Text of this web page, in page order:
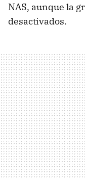
NAS, aunque la
desactivados.